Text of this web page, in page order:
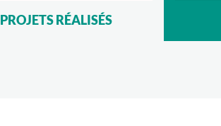
PROJETS RÉALISÉS